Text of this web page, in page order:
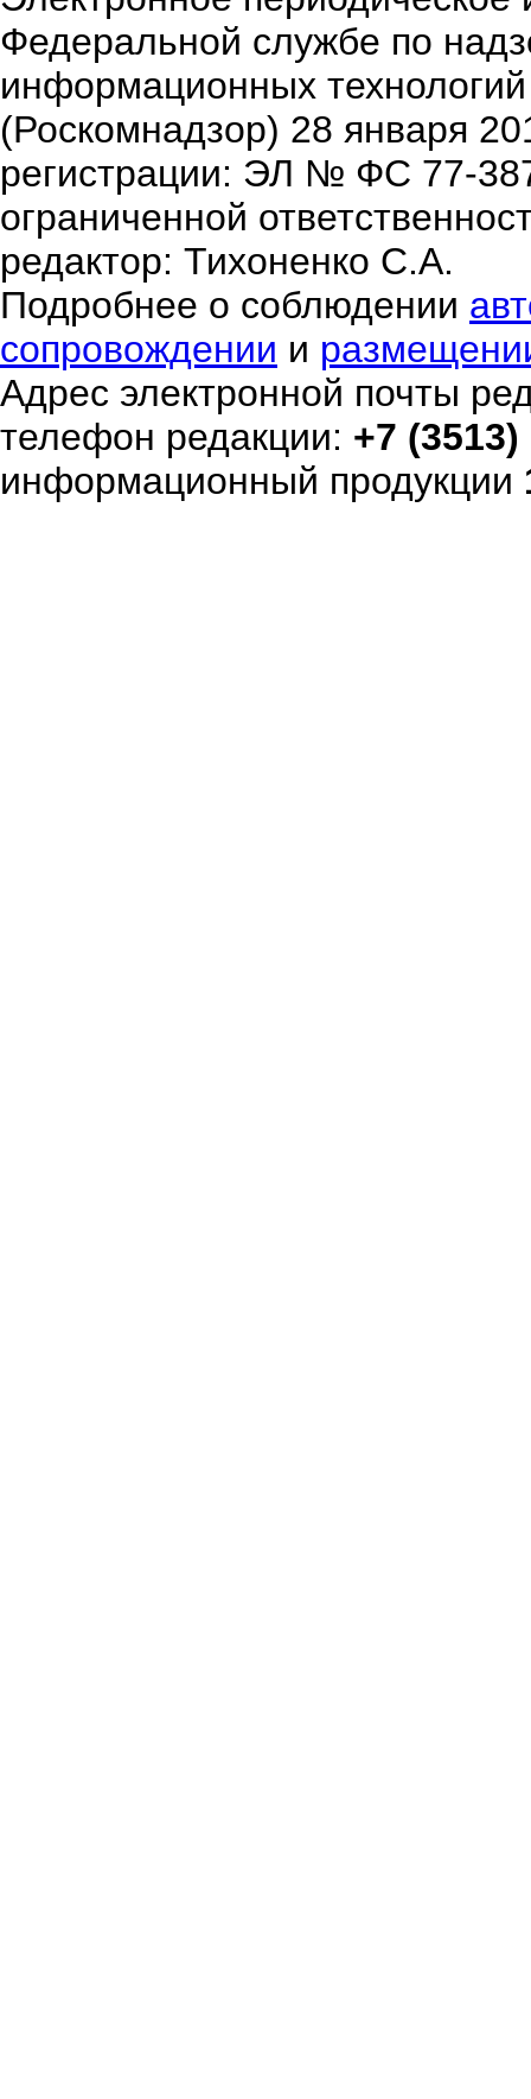
Федеральной службе по
информационных
(Роскомнадзор) 28 января
регистрации: ЭЛ № ФС 77-
ограниченной
редактор: Тихоненко С.А.
Подробнее о соблюдении
сопровождении и
Адрес электронной почты
телефон редакции: +7
информационный продукции